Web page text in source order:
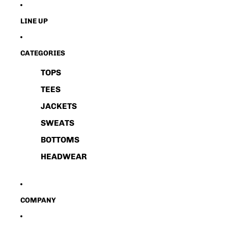
LINE UP
CATEGORIES
TOPS
TEES
JACKETS
SWEATS
BOTTOMS
HEADWEAR
COMPANY